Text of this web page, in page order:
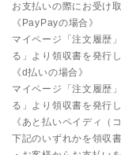
お支払いの際にお受け
《PayPayの場合》
マイページ「注文履歴
る」より領収書を発行
《d払いの場合》
マイページ「注文履歴
る」より領収書を発行
《あと払いペイディ（
下記のいずれかを領収